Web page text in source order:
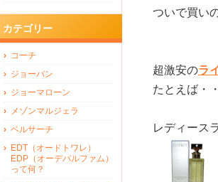
ついで買い
超激安のラ
たとえば・
レディース
カテゴリー
コーチ
ジョーバン
ジョーマローン
メゾンマルジェラ
ベルサーチ
EDT（オードトワレ）
EDP（オーデパルファム）
って何？